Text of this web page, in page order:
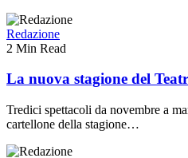
Redazione
2 Min Read
La nuova stagione del
Tredici spettacoli da novembre a
cartellone della stagione…